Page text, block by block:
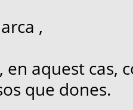
,
en aquest cas,
que dones.